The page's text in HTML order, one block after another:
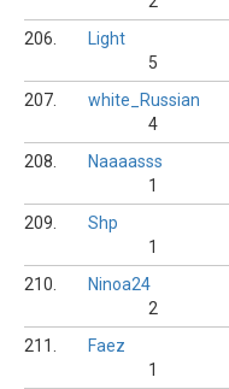
206.
Light
5
207.
white_Russian
4
208.
Naaaasss
1
209.
Shp
1
210.
Ninoa24
2
211.
Faez
1